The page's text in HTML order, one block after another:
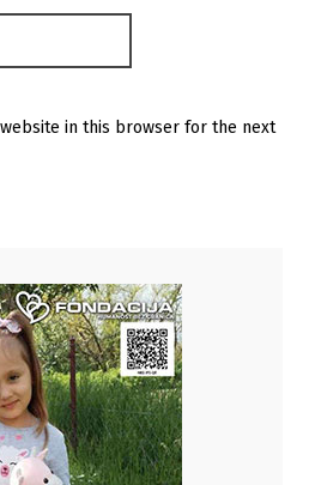
website in this browser for the next